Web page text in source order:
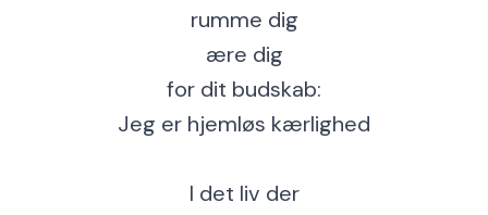
rumme dig
ære dig
for dit budskab:
Jeg er hjemløs kærlighed
I det liv der